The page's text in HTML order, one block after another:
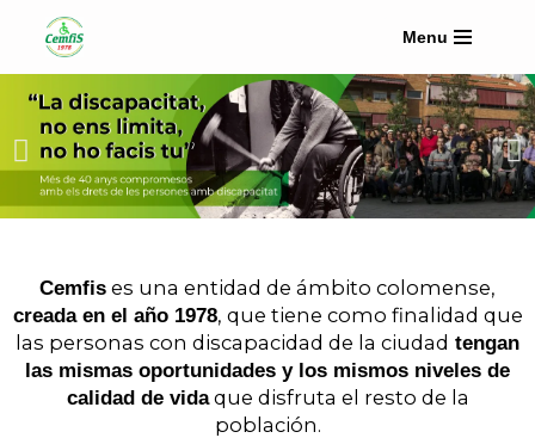
Saltar
al
contenido
Menu
Cemfis es una entidad de ámbito colomense,
creada en el año 1978, que tiene como finalidad que
las personas con discapacidad de la ciudad tengan
las mismas oportunidades y los mismos niveles de
calidad de vidaque disfruta el resto de la
población.